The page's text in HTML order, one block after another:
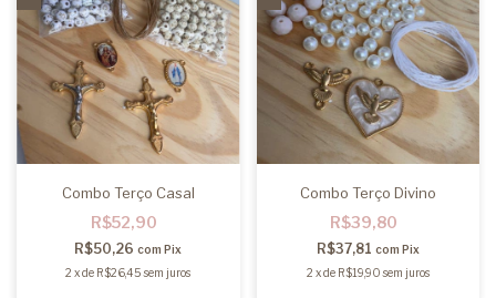
Combo Terço Casal
R$52,90
R$50,26com Pix
2 xde R$26,45 sem juros
Combo Terço Divino
R$39,80
R$37,81 com Pix
2 xde R$19,90 sem juros